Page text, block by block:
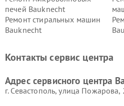
печей Bauknecht
Ремонт стиральных машин
Bauknecht
Контакты сервис центра
Адрес сервисного центра
г. Севастополь, улица Пожарова,